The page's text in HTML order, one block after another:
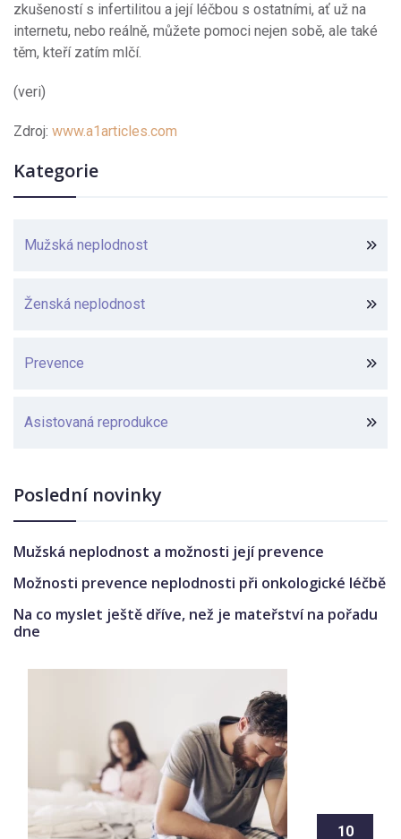
zkušeností s infertilitou a její léčbou s ostatními, ať už na
internetu, nebo reálně, můžete pomoci nejen sobě, ale také
těm, kteří zatím mlčí.
(veri)
Zdroj: www.a1articles.com
Kategorie
Mužská neplodnost
Ženská neplodnost
Prevence
Asistovaná reprodukce
Poslední novinky
Mužská neplodnost a možnosti její prevence
Možnosti prevence neplodnosti při onkologické léčbě
Na co myslet ještě dříve, než je mateřství na pořadu
dne
10